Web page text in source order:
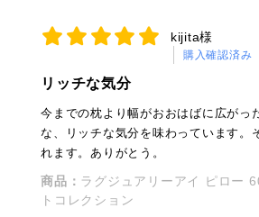
kijita様
購入確認済み
リッチな気分
今までの枕より幅がおおはばに広がっ
な、リッチな気分を味わっています。
れます。ありがとう。
商品： ラグジュアリーアイ ピロー
トコレクション